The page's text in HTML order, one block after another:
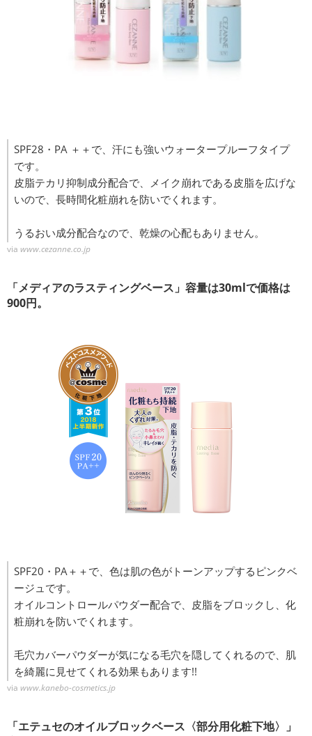
SPF28・PA ＋＋で、汗にも強いウォータープルーフタイプ
です。
皮脂テカリ抑制成分配合で、メイク崩れである皮脂を広げな
いので、長時間化粧崩れを防いでくれます。
うるおい成分配合なので、乾燥の心配もありません。
via www.cezanne.co.jp
「メディアのラスティングベース」容量は30mlで価格は
900円。
SPF20・PA＋＋で、色は肌の色がトーンアップするピンクベ
ージュです。
オイルコントロールパウダー配合で、皮脂をブロックし、化
粧崩れを防いでくれます。
毛穴カバーパウダーが気になる毛穴を隠してくれるので、肌
を綺麗に見せてくれる効果もあります!!
via www.kanebo-cosmetics.jp
「エテュセのオイルブロックベース〈部分用化粧下地〉」